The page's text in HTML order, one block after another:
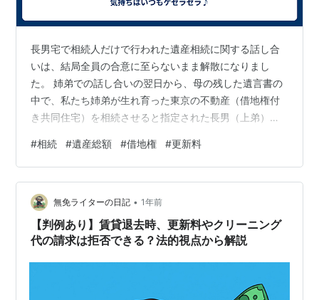
長男宅で相続人だけで行われた遺産相続に関する話し合
いは、結局全員の合意に至らないまま解散になりまし
た。 姉弟での話し合いの翌日から、母の残した遺言書の
中で、私たち姉弟が生れ育った東京の不動産（借地権付
き共同住宅）を相続させると指定された長男（上弟）か
になりました。 因みに、長男が相続することを指定され
ていた東京の不動産は、土地自体は借地権ですが、不動
産（借地権・共同住宅）の価値は遺産総額の2/3ほどにな
るのです。 つまり、遺言通りに相続するとすれば、長
男：長女：二男＝5：2：1になるのですが、長男（上弟）
は、それでもまだ不満みたいなのです。 2…
#相続 #遺産総額 #借地権 #更新料
無免ライターの日記 • 1年前
【判例あり】賃貸退去時、更新料やクリーニング
代の請求は拒否できる？法的視点から解説